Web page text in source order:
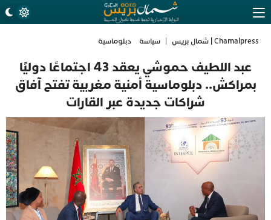
Chamalpress | شمال بريس سياسة دبلوماسية
عبد اللطيف حموشي يعقد 43 اجتماعًا دوليًا
بمراكش.. دبلوماسية أمنية مغربية تفتح آفاق
شراكات جديدة عبر القارات